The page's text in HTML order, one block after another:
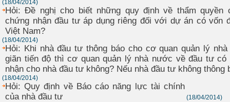
(18/04/2014)
Hỏi: Đề nghị cho biết những quy định về thẩm quyền
chứng nhận đầu tư áp dụng riêng đối với dự án có vốn
Việt Nam?
(18/04/2014)
Hỏi: Khi nhà đầu tư thông báo cho cơ quan quản lý
giãn tiến độ thì cơ quan quản lý nhà nước về đầu tư có
nhận cho nhà đầu tư không? Nếu nhà đầu tư không thông
(18/04/2014)
Hỏi: Quy định về Báo cáo năng lực tài chính
của nhà đầu tư
(18/04/2014)